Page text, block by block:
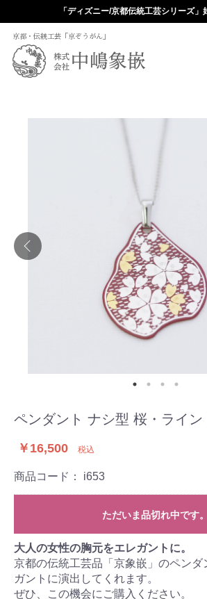
「ディズニー/京都伝統工芸シリーズ」
京都・伝統工芸「京ぞうがん」
ペンダント ナシ型 桜・ライ
￥16,500 税込
商品コード： i653
ただいま品切れ中です。
大人の女性の胸元をエレガントに。
京都の伝統工芸品「京象嵌」のペンダ
ガントに演出してくれます。
ぜひ、この機会にご購入ください。